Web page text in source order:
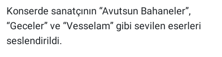
Konserde sanatçının “Avutsun Bahaneler”,
“Geceler” ve “Vesselam” gibi sevilen eserleri
seslendirildi.